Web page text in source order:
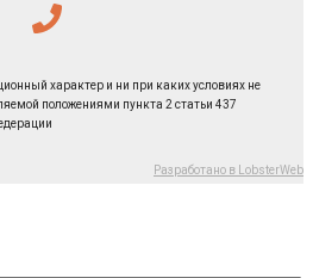
характер и ни при каких условиях не
положениями пункта 2 статьи 437
Разработано в LobsterWeb